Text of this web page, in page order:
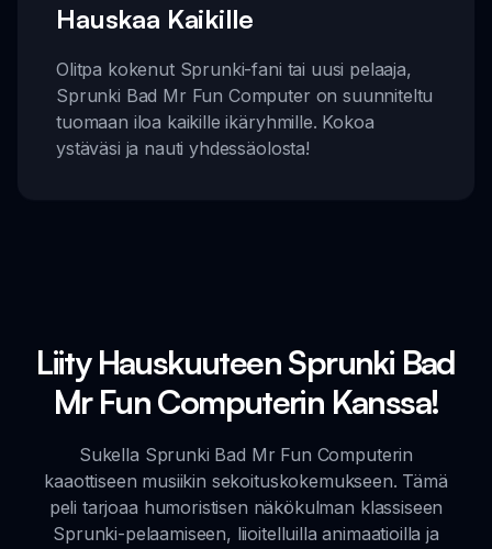
Hauskaa Kaikille
Olitpa kokenut Sprunki-fani tai uusi pelaaja,
Sprunki Bad Mr Fun Computer on suunniteltu
tuomaan iloa kaikille ikäryhmille. Kokoa
ystäväsi ja nauti yhdessäolosta!
Liity Hauskuuteen Sprunki Bad
Mr Fun Computerin Kanssa!
Sukella Sprunki Bad Mr Fun Computerin
kaaottiseen musiikin sekoituskokemukseen. Tämä
peli tarjoaa humoristisen näkökulman klassiseen
Sprunki-pelaamiseen, liioitelluilla animaatioilla ja